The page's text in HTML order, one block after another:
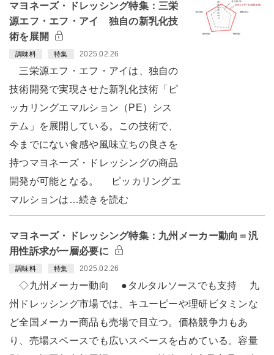
マヨネーズ・ドレッシング特集：三栄
源エフ・エフ・アイ 独自の新乳化技
術を展開
調味料 特集 2025.02.26
三栄源エフ・エフ・アイは、独自の
技術開発で実現させた新乳化技術「ピ
ッカリングエマルション（PE）シス
テム」を展開している。この技術で、
今までにない食感や風味立ちの良さを
持つマヨネーズ・ドレッシングの商品
開発が可能となる。 ピッカリングエ
マルションは…続きを読む
マヨネーズ・ドレッシング特集：九州メーカー動向＝汎
用性訴求が一層必要に
調味料 特集 2025.02.26
◇九州メーカー動向 ●タルタルソースでも支持 九
州ドレッシング市場では、キユーピーや理研ビタミンな
ど全国メーカー商品も売場で目立つ。価格競争力もあ
り、売場スペースでも広いスペースを占めている。容量